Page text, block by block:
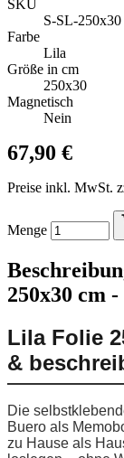
SKU
S-SL-250x30
Farbe
Lila
Größe in cm
250x30
Magnetisch
Nein
67,90 €
Preise inkl. MwSt.
Menge
250x30 cm
Lila Folie
&
Die
Buero als
zu Hause als